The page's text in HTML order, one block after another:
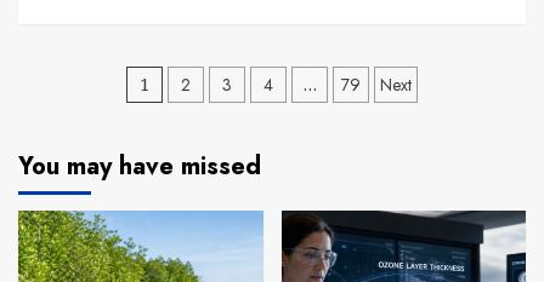
Posts
1 2 3 4 … 79 Next
You may have missed